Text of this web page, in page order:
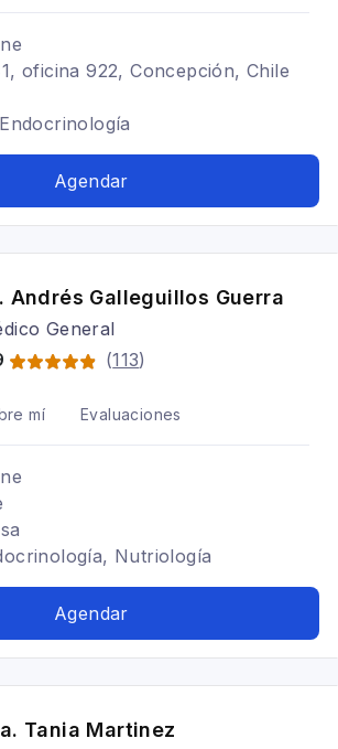
oficina 922, Concepción, Chile
Agendar
Andrés Galleguillos Guerra
General
(113)
mí Evaluaciones
Nutriología
Agendar
Tania Martinez